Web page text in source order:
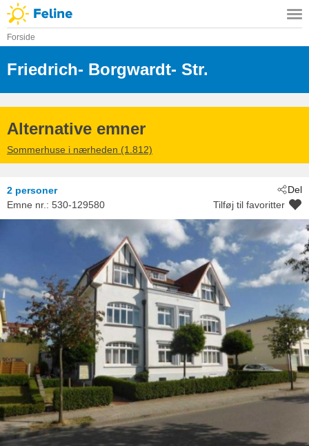
Forside
Friedrich- Borgwardt- Str.
- 18225
-
Alternative emner
Sommerhuse i nærheden (1.812)
Del
2 personer
Emne nr.: 530-129580 Tilføj til favoritter